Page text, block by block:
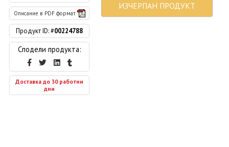
Описание в PDF формат
Продукт ID: #00224788
Сподели продукта:
Доставка до 30 работни
дни
ИЗЧЕРПАН ПРОДУКТ